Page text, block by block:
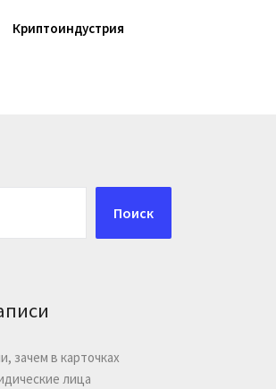
Криптоиндустрия
Поиск
зачем в карточках
лица